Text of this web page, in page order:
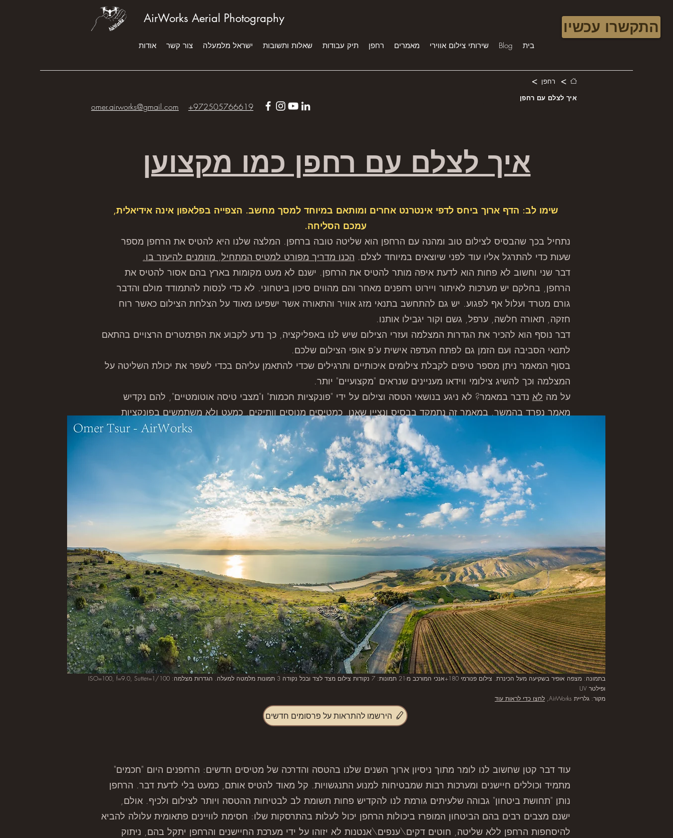
התקשרו עכשיו AirWorks Aerial Photography
בית Blog שירותי צילום אווירי מאמרים רחפן תיק עבודות שאלות ותשובות ישראל מלמעלה צור קשר אודות
omer.airworks@gmail.com +972505766619
> רחפן >
איך לצלם עם רחפן
איך לצלם עם רחפן כמו מקצוען
שימו לב: הדף ארוך ביחס לדפי אינטרנט אחרים ומותאם במיוחד למסך מחשב. הצפייה בפלאפון אינה אידיאלית,
עמכם הסליחה.
נתחיל בכך שהבסיס לצילום טוב ומהנה עם הרחפן הוא שליטה טובה ברחפן. המלצה שלנו היא להטיס את הרחפן מספר
שעות כדי להתרגל אליו עוד לפני שיוצאים במיוחד לצלם. הכנו מדריך מפורט למטיס המתחיל, מוזמנים להיעזר בו.
דבר שני וחשוב לא פחות הוא לדעת איפה מותר להטיס את הרחפן. ישנם לא מעט מקומות בארץ בהם אסור להטיס את
הרחפן, בחלקם יש מערכות לאיתור ויירוט רחפנים מאחר והם מהווים סיכון ביטחוני. לא כדי לנסות להתמודד מולם והדבר
גורם מטרד ועלול אף לפגוע. יש גם להתחשב בתנאי מזג אוויר והתאורה אשר ישפיעו מאוד על הצלחת הצילום כאשר רוח
חזקה, תאורה חלשה, ערפל, גשם וקור יגבילו אותנו.
דבר נוסף הוא להכיר את הגדרות המצלמה ועזרי הצילום שיש לנו באפליקציה, כך נדע לקבוע את הפרמטרים הרצויים בהתאם
לתנאי הסביבה ועם הזמן גם לפתח העדפה אישית ע"פ אופי הצילום שלכם.
בסוף המאמר ניתן מספר טיפים לקבלת צילומים איכותיים ותרגילים שכדי להתאמן עליהם בכדי לשפר את יכולת השליטה על
המצלמה וכך להשיג צילומי ווידאו מעניינים שנראים "מקצועיים" יותר.
על מה לא נדבר במאמר? לא ניגע בנושאי הטסה וצילום על ידי "פונקציות חכמות" ו"מצבי טיסה אוטומטיים", להם נקדיש
מאמר נפרד בהמשך. במאמר זה נתמקד בבסיס ונציין שאנו, כמטיסים מנוסים וותיקים, כמעט ולא משתמשים בפונקציות
עוד דבר קטן שחשוב לנו לומר מתוך ניסיון ארוך השנים שלנו בהטסה והדרכה של מטיסים חדשים: הרחפנים היום "חכמים"
מתמיד וכוללים חיישנים ומערכות רבות שמבטיחות למנוע התנגשויות. קל מאוד להטיס אותם, כמעט בלי לדעת דבר. הרחפן
נותן "תחושת ביטחון" גבוהה שלעיתים גורמת לנו להקדיש פחות תשומת לב לבטיחות ההטסה ויותר לצילום ולכיף. אולם,
ישנם מצבים רבים בהם הביטחון המופרז ביכולות הרחפן יכול לעלות בהתרסקות שלו: חסימת לוויינים פתאומית עלולה להביא
להיסחפות הרחפן ללא שליטה, חוטים דקים\ענפים\אנטנות לא יזוהו על ידי מערכת החיישנים והרחפן יתקל בהם, ניתוק
בתמונה: מצפה אופיר בשקיעה מעל הכינרת. צילום פנורמי 180+אנכי המורכב מ-21 תמונות: 7 נקודות צילום מצד לצד ובכל נקודה 3 תמונות מלמטה למעלה.
הגדרות מצלמה: ISO=100, f=9.0, Sutter=1/100
ופילטר UV
מקור: גלריית AirWorks,
לחצו כדי לראות עוד
הירשמו להתראות על פרסומים חדשים